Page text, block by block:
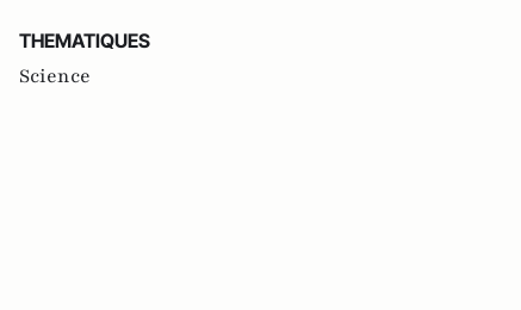
THEMATIQUES
Science